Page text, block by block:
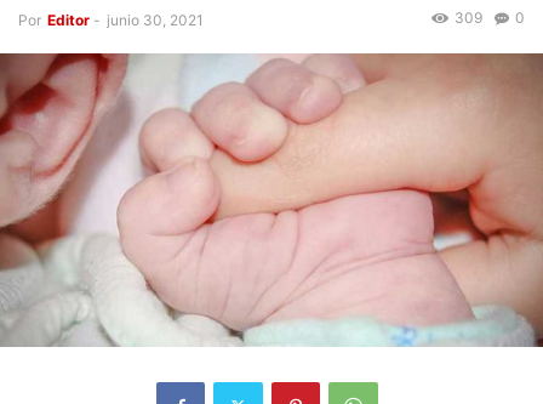
Por Editor - junio 30, 2021 0
309